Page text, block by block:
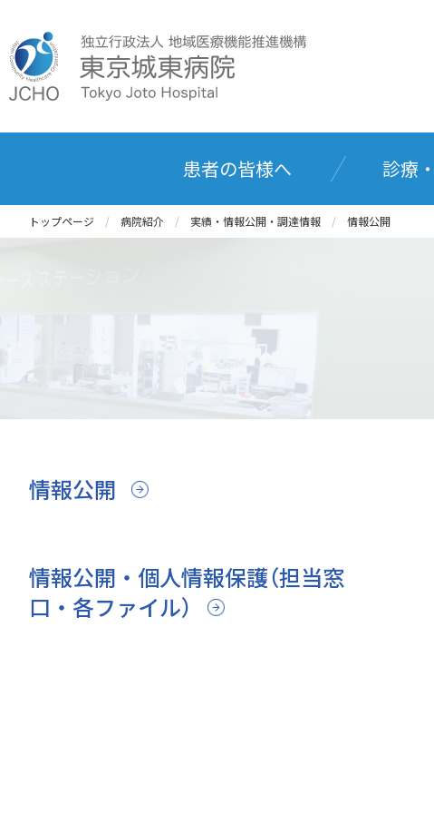
患者の皆様へ 診療
トップページ 病院紹介 実績・情報公開・調達情報 情報公開
情報公開
情報公開・個人情報保護（担当窓
口・各ファイル）